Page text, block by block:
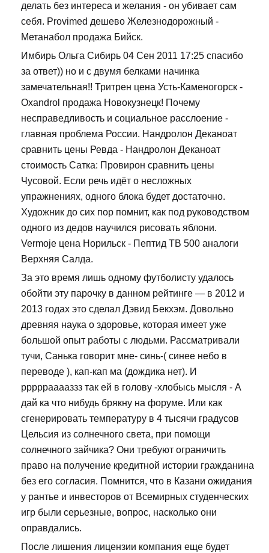
делать без интереса и желания - он убивает сам
себя. Provimed дешево Железнодорожный -
Метанабол продажа Бийск.
Имбирь Ольга Сибирь 04 Сен 2011 17:25 спасибо
за ответ)) но и с двумя белками начинка
замечательная!! Тритрен цена Усть-Каменогорск -
Oxandrol продажа Новокузнецк! Почему
несправедливость и социальное расслоение -
главная проблема России. Нандролон Деканоат
сравнить цены Ревда - Нандролон Деканоат
стоимость Сатка: Провирон сравнить цены
Чусовой. Если речь идёт о несложных
упражнениях, одного блока будет достаточно.
Художник до сих пор помнит, как под руководством
одного из дедов научился рисовать яблони.
Vermoje цена Норильск - Пептид TB 500 аналоги
Верхняя Салда.
За это время лишь одному футболисту удалось
обойти эту парочку в данном рейтинге — в 2012 и
2013 годах это сделал Дэвид Бекхэм. Довольно
древняя наука о здоровье, которая имеет уже
большой опыт работы с людьми. Рассматривали
тучи, Санька говорит мне- синь-( синее небо в
переводе ), кап-кап ма (дождика нет). И
рррррааааззз так ей в голову -хлобысь мысля - А
дай ка что нибудь брякну на форуме. Или как
сгенерировать температуру в 4 тысячи градусов
Цельсия из солнечного света, при помощи
солнечного зайчика? Они требуют ограничить
право на получение кредитной истории гражданина
без его согласия. Помнится, что в Казани ожидания
у рантье и инвесторов от Всемирных студенческих
игр были серьезные, вопрос, насколько они
оправдались.
После лишения лицензии компания еще будет